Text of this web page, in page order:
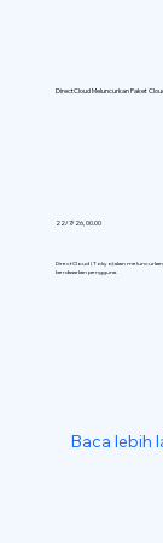
DirectCloud Meluncurkan Paket
22/7/26, 00.00
DirectCloud (Tokyo) akan
berdasarkan pengguna.
Baca lebih